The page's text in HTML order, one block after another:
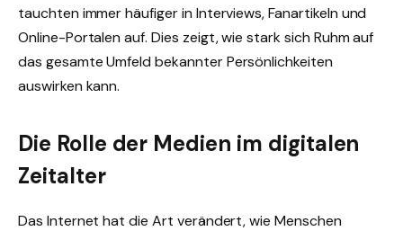
tauchten immer häufiger in Interviews, Fanartikeln und
Online-Portalen auf. Dies zeigt, wie stark sich Ruhm auf
das gesamte Umfeld bekannter Persönlichkeiten
auswirken kann.
Die Rolle der Medien im digitalen
Zeitalter
Das Internet hat die Art verändert, wie Menschen